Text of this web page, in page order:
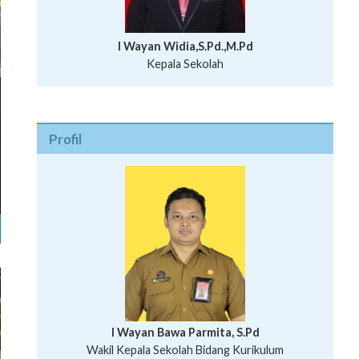
I Wayan Widia,S.Pd.,M.Pd
Kepala Sekolah
Profil
I Wayan Bawa Parmita, S.Pd
Wakil Kepala Sekolah Bidang Kurikulum
I Wayan Gede Aditya Pratita, S.Pd., M.Sn
Ni Wayan Nopi Sutantri, S.Pd.